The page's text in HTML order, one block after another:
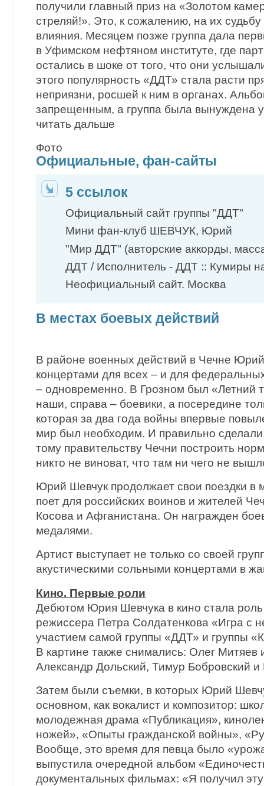
получили главный приз на «Золотом
стреляй!». Это, к сожалению, на их судьбу
влияния. Месяцем позже группа дала
в Уфимском нефтяном институте, где
остались в шоке от того, что они
этого популярность «ДДТ» стала расти
неприязни, росшей к ним в органах.
запрещенным, а группа была вынуждена
читать дальше
Фото
Официальные, фан-сайты
5 ссылок
Официальный сайт группы "ДДТ"
Мини фан-клуб ШЕВЧУК, Юрий
"Мир ДДТ" (авторские аккорды,
ДДТ / Исполнитель - ДДТ :: Кумиры
Неофициальный сайт. Москва
В местах боевых действий
В районе военных действий в Чечне
концертами для всех – и для
– одновременно. В Грозном был «Летний
наши, справа – боевики, а посередине
которая за два года войны впервые
мир был необходим. И правильно
тому правительству Чечни построить
никто не виноват, что там ни чего не
Юрий Шевчук продолжает свои поездки в
поет для российских воинов и жителей
Косова и Афганистана. Он награжден
медалями.
Артист выступает не только со своей
акустическими сольными концертами в
Кино. Первые роли
Дебютом Юрия Шевчука в кино стала
режиссера Петра Солдатенкова «Игра с
участием самой группы «ДДТ» и группы
В картине также снимались: Олег Митяев
Александр Дольский, Тимур Бобровский
Затем были съемки, в которых Юрий
основном, как вокалист и композитор:
молодежная драма «Публикация»,
ножей», «Опыты гражданской войны»,
Вообще, это время для певца было
выпустила очередной альбом
документальных фильмах: «Я получил